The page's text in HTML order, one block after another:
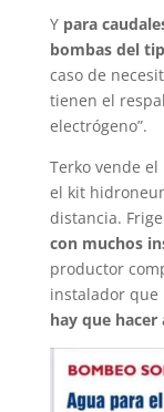
Y para
bombas del
caso de
tienen el
electrógeno”.
Terko vende
el kit
distancia.
con muchos
productor
instalador que
hay que